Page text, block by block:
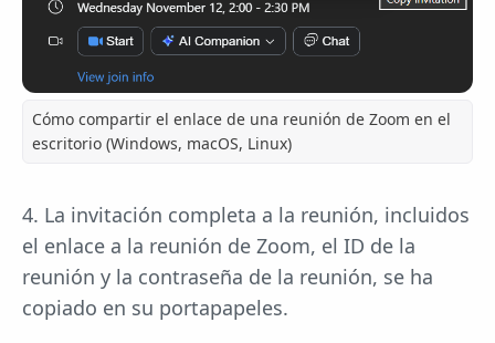
Cómo compartir el enlace de una reunión de Zoom en el
escritorio (Windows, macOS, Linux)
4. La invitación completa a la reunión, incluidos
el enlace a la reunión de Zoom, el ID de la
reunión y la contraseña de la reunión, se ha
copiado en su portapapeles.